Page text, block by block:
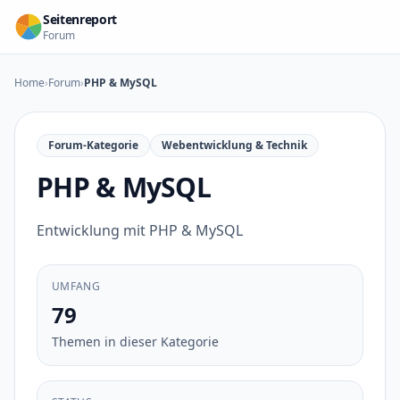
Zum Inhalt springen
Seitenreport
Forum
Home›Forum›PHP & MySQL
Forum-Kategorie Webentwicklung & Technik
PHP & MySQL
Entwicklung mit PHP & MySQL
UMFANG
79
Themen in dieser Kategorie